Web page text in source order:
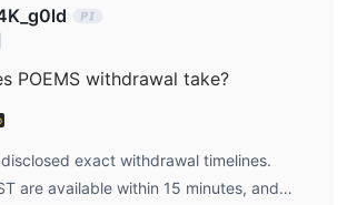
POEMS withdrawal take?
disclosed exact withdrawal timelines.
are available within 15 minutes, and